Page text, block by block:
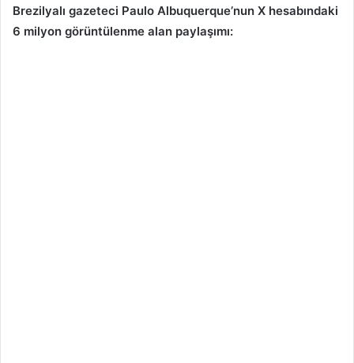
Brezilyalı gazeteci Paulo Albuquerque’nun X hesabındaki
6 milyon görüntülenme alan paylaşımı: